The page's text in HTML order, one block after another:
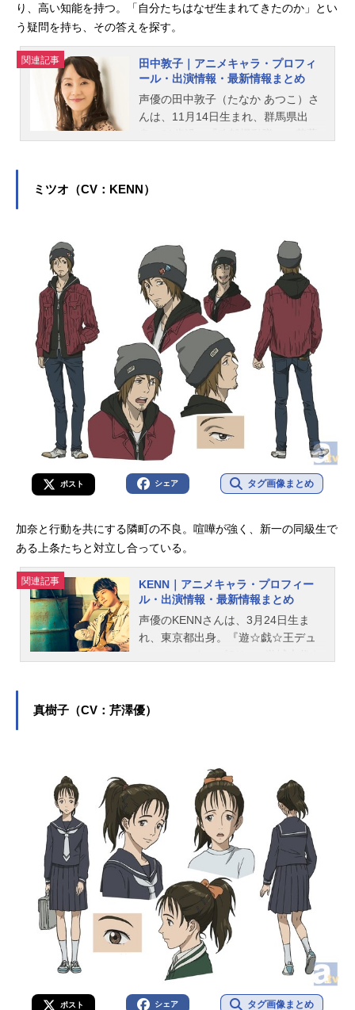
り、高い知能を持つ。「自分たちはなぜ生まれてきたのか」とい
う疑問を持ち、その答えを探す。
関連記事
田中敦子｜アニメキャラ・プロフィ
ール・出演情報・最新情報まとめ
声優の田中敦子（たなか あつこ）さ
んは、11月14日生まれ、群馬県出
ラクターを演じています。こちらで
ミツオ（CV：KENN）
ポスト シェア タグ画像まとめ
加奈と行動を共にする隣町の不良。喧嘩が強く、新一の同級生で
ある上条たちと対立し合っている。
関連記事
KENN｜アニメキャラ・プロフィー
ル・出演情報・最新情報まとめ
声優のKENNさんは、3月24日生ま
れ、東京都出身。『遊☆戯☆王デュ
クターを多く演じています。こちら
真樹子（CV：芹澤優）
ポスト シェア タグ画像まとめ